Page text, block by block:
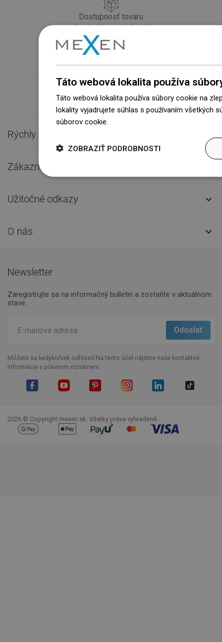
Dostupnosť tovaru
Naše výrobky na vás čakajú v
modernom sklade.Vždy pripravený na
prepravu!
Rýchly kontakt 
Zákaznícky servis
Užitočné odkazy 
O nás 
Newsletter
Zaregistrujte sa na informačný bulletin a zostaňte v aktuálnom
stave.
Môžete sa kedykoľvek odhlásiť.Na tento účel nájdete naše kontaktné
informácie v právnom oznámení.
2026 © Copyright mexen.sk. Všetky práva vyhradené.
Táto webová lokalita používa
Táto webová lokalita používa súbory cookie na
lokality vyjadrujete súhlas s používaním všetkých
súborov cookie.
ZOBRAZIŤ PODROBNOSTI